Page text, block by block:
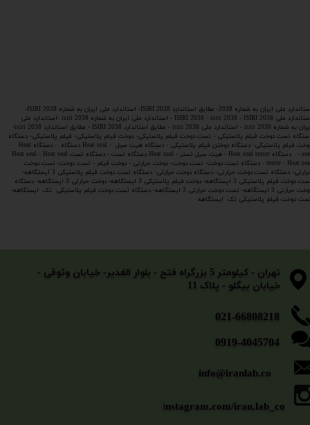
استاندارد ملی ایران به شماره 2038- مطابق استاندارد ISIRI 2038- استاندارد ملی ایران به شماره ISIRI 2038-
استاندارد ملی ISIRI 2038 - isiri 2038 - ISIRI 2038 - استاندارد ملی ایران به شماره isiri 2038 -استاندارد ملی
ایران به شماره isiri 2038 - استاندارد ملی isiri 2038 - مطابق استاندارد ISIRI 2038 - مطابق استاندارد isiri 2038-
تست دوخت فیلم پلاستیکی - تست دوخت فیلم پلاستیکی- دوخت فیلم پلاستیکی- فیلم پلاستیکی- دستگاه
دوخت فیلم پلاستیکی- دستگاه دوختن فیلم پلاستیکی - دستگاه هیت سیل - Heat seal دستگاه - دستگاه Heat
seal - دستگاه Heat seal tester - هیت سیل تستر - Heat seal دستگاه تست - دستگاه تست Heat seal - Heat seal
tester - Heat seal - دستگاه تست دوخت- تست دوخت- دوخت حرارتی - دوخت فیلم - تست دوخت- تست دوخت
حرارتی- دستگاه تست دوخت حرارتی- دستگاه دوخت حرارتی- دستگاه تست دوخت فیلم پلاستیکی 3 ایستگاهه-
تست دوخت فیلم پلاستیکی 3 ایستگاهه- دوخت فیلم پلاستیکی 3 ایستگاهه- دوخت حرارتی 3 ایستگاهه- دستگاه
دوخت حرارتی 3 ایستگاهه- تست دوخت حرارتی 3 ایستگاهه- دستگاه تست دوخت فیلم پلاستیکی تک ایستگاهه-
دوخت فیلم پلاستیکی تک ایستگاهه
​​​​​021-66808218
0919-4045704
​​​​​​​تهران - کیلومتر 5 بزرگراه فتح - بلوار الغدیر- خیابان وثوقی -
خیابان بیگلو - پلاک 11
info@iranlab.co
instagram.com/iran.lab_co